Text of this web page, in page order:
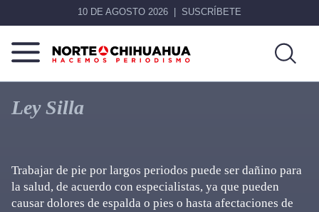
10 DE AGOSTO 2026 SUSCRÍBETE
Norte
De
Chihuahua
Más
que
noticias,
Ley Silla
Trabajar de pie por largos periodos puede ser dañino para
la salud, de acuerdo con especialistas, ya que pueden
causar dolores de espalda o pies o hasta afectaciones de